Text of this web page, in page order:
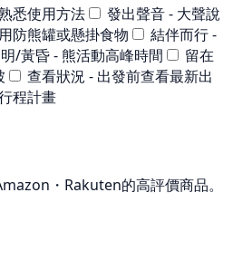
悉使用方法
發出聲音 - 大聲說
防熊罐或懸掛食物
結伴而行 -
/黃昏 - 熊活動高峰時間
留在
查看狀況 - 出發前查看最新出
程計畫
・Rakuten的高評價商品。